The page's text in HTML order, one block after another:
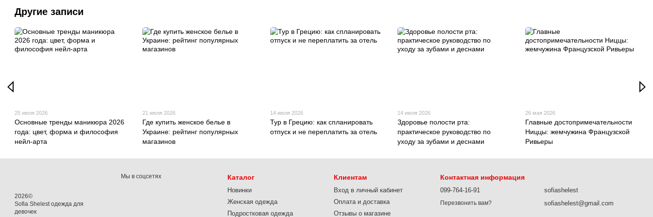
Другие записи
25 июля 2026
Основные тренды маникюра 2026
года: цвет, форма и философия
нейл-арта
21 июля 2026
Где купить женское белье в
Украине: рейтинг популярных
магазинов
14 июля 2026
Тур в Грецию: как спланировать
отпуск и не переплатить за отель
14 июля 2026
Здоровье полости рта:
практическое руководство по
уходу за зубами и деснами
26 мая 2026
Главные достопримечательности
Ниццы: жемчужина Французской
Ривьеры
2026©
Sofia Shelest одежда для
девочек
Мы в соцсетях Каталог
Новинки
Женская одежда
Подростковая одежда
Клиентам
Вход в личный кабинет
Оплата и доставка
Отзывы о магазине
Контактная информация
099-764-16-91
Перезвонить вам?
sofiashelest
sofiashelest@gmail.com